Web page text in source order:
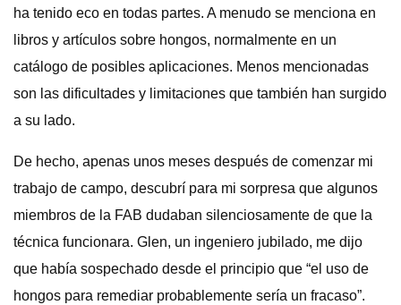
ha tenido eco en todas partes. A menudo se menciona en
libros y artículos sobre hongos, normalmente en un
catálogo de posibles aplicaciones. Menos mencionadas
son las dificultades y limitaciones que también han surgido
a su lado.
De hecho, apenas unos meses después de comenzar mi
trabajo de campo, descubrí para mi sorpresa que algunos
miembros de la FAB dudaban silenciosamente de que la
técnica funcionara. Glen, un ingeniero jubilado, me dijo
que había sospechado desde el principio que “el uso de
hongos para remediar probablemente sería un fracaso”.